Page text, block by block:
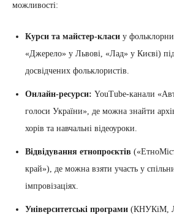
можливості:
Курси та майстер-класи у
«Джерело» у Львові, «Лад» у Києві)
досвідчених фольклористів.
Онлайн-ресурси: YouTube-канали
голоси України», де можна знайти
хорів та навчальні відеоуроки.
Відвідування етнопроєктів
край»), де можна взяти участь у
імпровізаціях.
Університетські програми (КНУКіМ,